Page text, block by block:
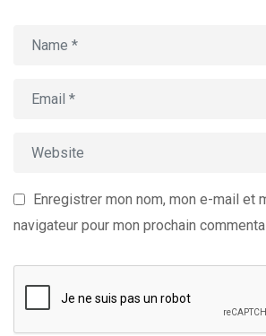
Enregistrer mon nom, mon e-mail et
navigateur pour mon prochain